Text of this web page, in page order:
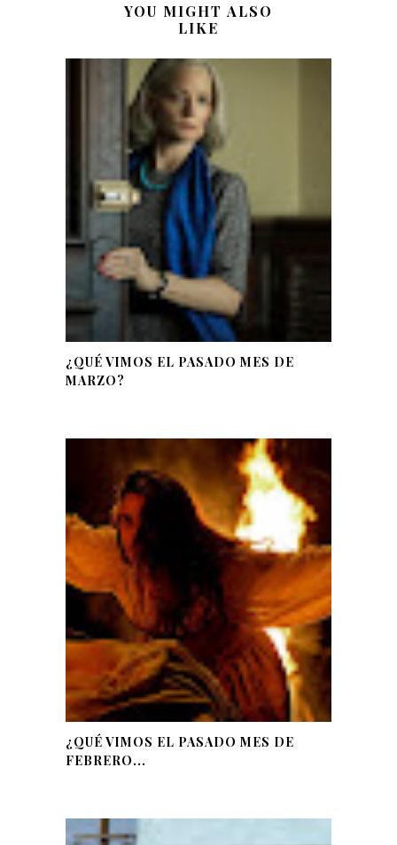
YOU MIGHT ALSO
LIKE
¿QUÉ VIMOS EL PASADO MES DE
MARZO?
¿QUÉ VIMOS EL PASADO MES DE
FEBRERO...